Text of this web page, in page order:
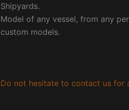
Shipyards.
Model of any vessel, from any
custom models.
Do not hesitate to contact us for